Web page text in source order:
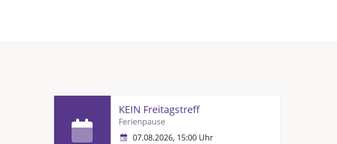
KEIN Freitagstreff
Ferienpause
07.08.2026, 15:00 Uhr